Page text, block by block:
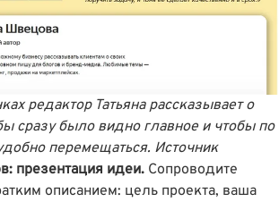
редактор Татьяна рассказывает о
сразу было видно главное и чтобы по
перемещаться. Источник
презентация идеи. Сопроводите
описанием: цель проекта, ваша